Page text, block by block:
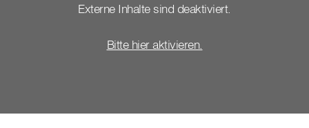
Externe Inhalte sind deaktiviert.
Bitte hier aktivieren.